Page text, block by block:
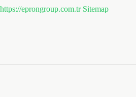
https://eprongroup.com.tr Sitemap